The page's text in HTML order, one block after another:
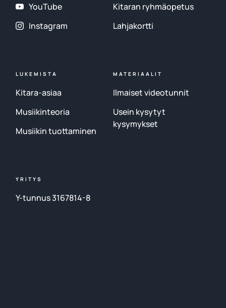
YouTube
Instagram
Kitaran ryhmäopetus
Lahjakortti
LUKEMISTA
Kitara-asiaa
Musiikinteoria
Musiikin tuottaminen
MATERIAALIT
Ilmaiset videotunnit
Usein kysytyt
kysymykset
YRITYS
Y-tunnus 3167814-8